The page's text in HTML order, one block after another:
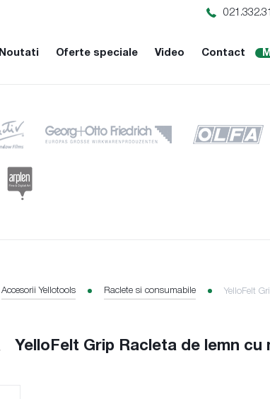
Noutati Oferte speciale Video Contact
Accesorii Yellotools Raclete si consumabile YelloFelt
YelloFelt Grip Racleta de lemn cu